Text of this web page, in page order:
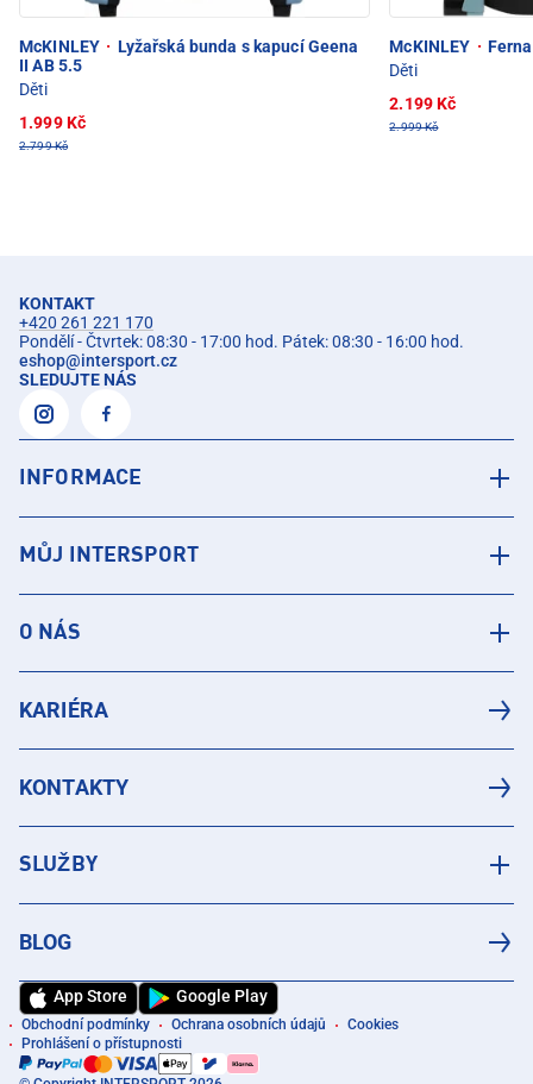
McKINLEY · Lyžařská bunda s kapucí Geena
II AB 5.5
Děti
1.999 Kč
2.799 Kč
McKINLEY ·
Děti
2.199 Kč
2.999 Kč
KONTAKT
+420 261 221 170
Pondělí - Čtvrtek: 08:30 - 17:00 hod. Pátek: 08:30 - 16:00 hod.
eshop@intersport.cz
SLEDUJTE NÁS
INFORMACE
MŮJ INTERSPORT
O NÁS
KARIÉRA
KONTAKTY
SLUŽBY
BLOG
App Store Google Play
Obchodní podmínky Ochrana osobních údajů
Cookies
Prohlášení o přístupnosti